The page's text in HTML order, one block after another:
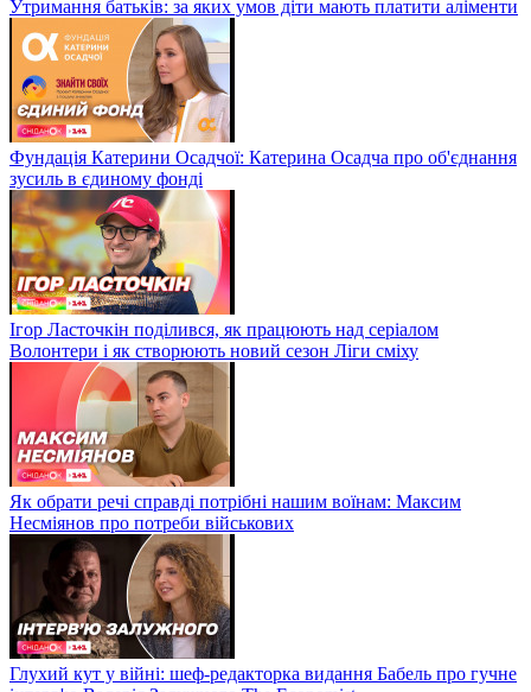
Утримання батьків: за яких умов діти мають платити аліменти
Фундація Катерини Осадчої: Катерина Осадча про об'єднання
зусиль в єдиному фонді
Ігор Ласточкін поділився, як працюють над серіалом
Волонтери і як створюють новий сезон Ліги сміху
Як обрати речі справді потрібні нашим воїнам: Максим
Несміянов про потреби військових
Глухий кут у війні: шеф-редакторка видання Бабель про гучне